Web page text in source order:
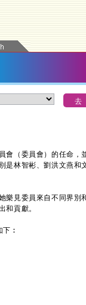
（委員會）的任命，
是林智彬、劉洪文燕和
見委員來自不同界別
和貢獻。
︰